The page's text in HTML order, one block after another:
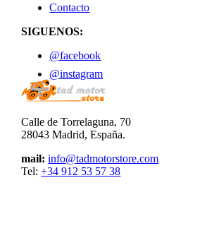
Contacto
SIGUENOS:
@facebook
@instagram
Calle de Torrelaguna, 70
28043 Madrid, España.
mail: info@tadmotorstore.com
Tel:+34912 53 57 38